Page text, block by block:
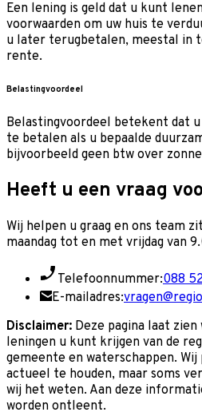
Een lening is geld dat u kunt
voorwaarden om uw huis te
u later terugbetalen, meestal in
rente.
Belastingvoordeel
Belastingvoordeel betekent dat
te betalen als u bepaalde
bijvoorbeeld geen btw over
Heeft u een vraag
Wij helpen u graag en ons team
maandag tot en met vrijdag van
Telefoonnummer:088
E-mailadres:
Disclaimer: Deze pagina laat
leningen u kunt krijgen van de
gemeente en waterschappen.
actueel te houden, maar soms
wij het weten. Aan deze
worden ontleent.